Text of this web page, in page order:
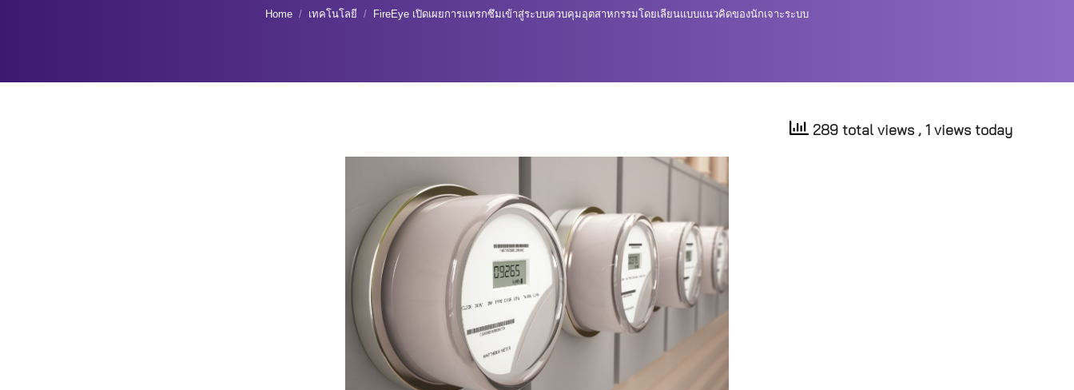
You are here:
Home เทคโนโลยี FireEye เปิดเผยการแทรกซึมเข้าสู่ระบบควบคุมอุตสาหกรรมโดยเลียนแบบแนวคิดของนักเจาะระบบ
289 total views , 1 views today